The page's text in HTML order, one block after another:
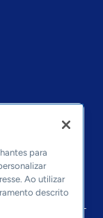
para
Ao utilizar
descrito